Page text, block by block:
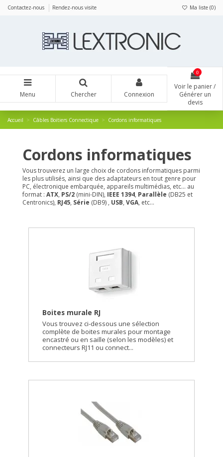
Contactez-nous Rendez-nous visite Ma liste (0)
Menu Chercher Connexion
0
Voir le panier /
Générer un
devis
Accueil Câbles Boitiers Connectique Cordons informatiques
Cordons informatiques
Vous trouverez un large choix de cordons informatiques parmi
les plus utilisés, ainsi que des adaptateurs en tout genre pour
PC, électronique embarquée, appareils multimédias, etc... au
format : ATX, PS/2 (mini-DIN), IEEE 1394, Parallèle (DB25 et
Centronics), RJ45, Série (DB9) , USB, VGA, etc...
Boites murale RJ
Vous trouvez ci-dessous une sélection
complète de boites murales pour montage
encastré ou en saille (selon les modèles) et
connecteurs RJ11 ou connect...
Panneau de gestion des cookies